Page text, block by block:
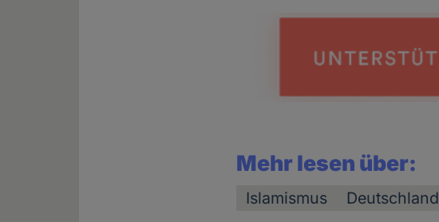
Mehr lesen über:
Islamismus Deutschland